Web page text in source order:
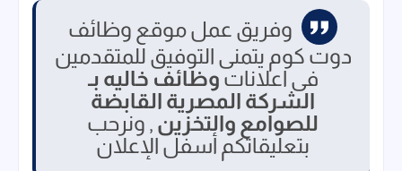
وفريق عمل موقع وظائف
دوت كوم يتمنى التوفيق للمتقدمين
فى اعلانات وظائف خاليه بـ
الشركة المصرية القابضة
للصوامع والتخزين , ونرحب
بتعليقاتكم أسفل الإعلان